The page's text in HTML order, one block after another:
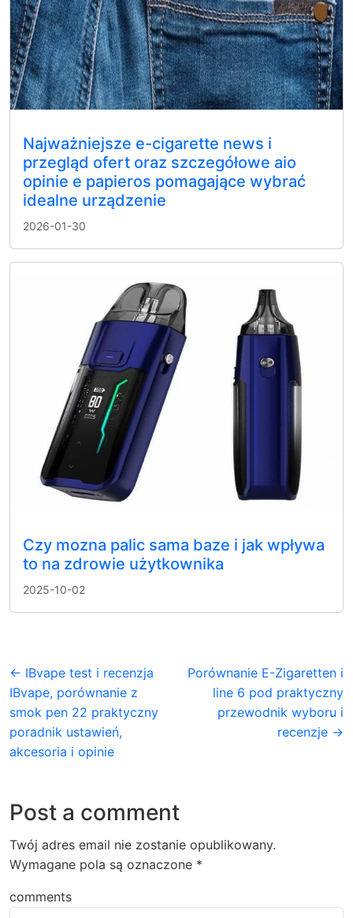
Najważniejsze e-cigarette news i
przegląd ofert oraz szczegółowe aio
opinie e papieros pomagające wybrać
idealne urządzenie
2026-01-30
Czy mozna palic sama baze i jak wpływa
to na zdrowie użytkownika
2025-10-02
← IBvape test i recenzja
IBvape, porównanie z
smok pen 22 praktyczny
poradnik ustawień,
akcesoria i opinie
Porównanie E-Zigaretten i
line 6 pod praktyczny
przewodnik wyboru i
recenzje →
Post a comment
Twój adres email nie zostanie opublikowany.
Wymagane pola są oznaczone *
comments